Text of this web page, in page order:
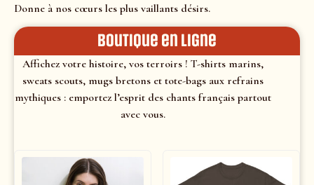
Donne à nos cœurs les plus vaillants désirs.
Boutique en ligne
Affichez votre histoire, vos terroirs ! T-shirts marins,
sweats scouts, mugs bretons et tote-bags aux refrains
mythiques : emportez l’esprit des chants français partout
avec vous.